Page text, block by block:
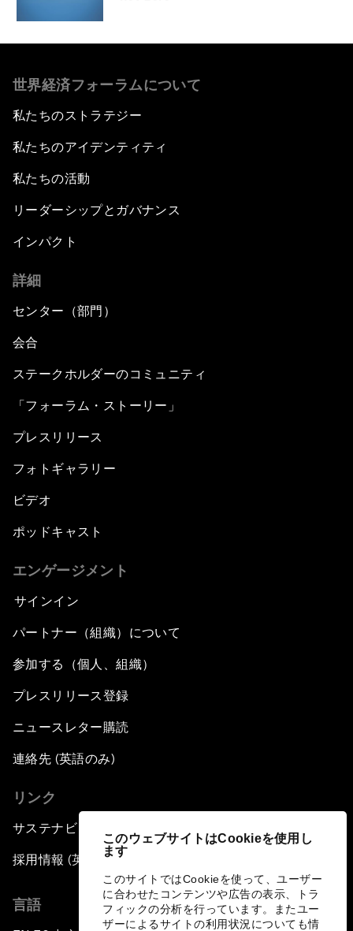
このウェブサイトはCookieを使用し
ます
このサイトではCookieを使って、ユーザー
に合わせたコンテンツや広告の表示、トラ
フィックの分析を行っています。またユー
ザーによるサイトの利用状況についても情
世界経済フォーラムについて
私たちのストラテジー
私たちのアイデンティティ
私たちの活動
リーダーシップとガバナンス
インパクト
詳細
センター（部門）
会合
ステークホルダーのコミュニティ
「フォーラム・ストーリー」
プレスリリース
フォトギャラリー
ビデオ
ポッドキャスト
エンゲージメント
サインイン
パートナー（組織）について
参加する（個人、組織）
プレスリリース登録
ニュースレター購読
連絡先 (英語のみ)
リンク
サステナビリティへの取り組み
採用情報 (英語のみ)
言語